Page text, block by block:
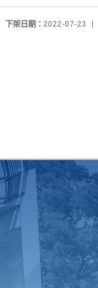
下架日期： 2022-07-23 |